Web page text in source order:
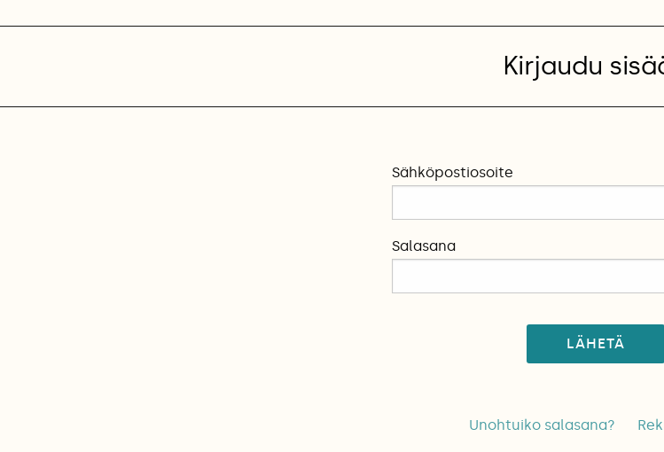
Kirjaudu
Sähköpostiosoite
Salasana
LÄHETÄ
Unohtuiko salasana?